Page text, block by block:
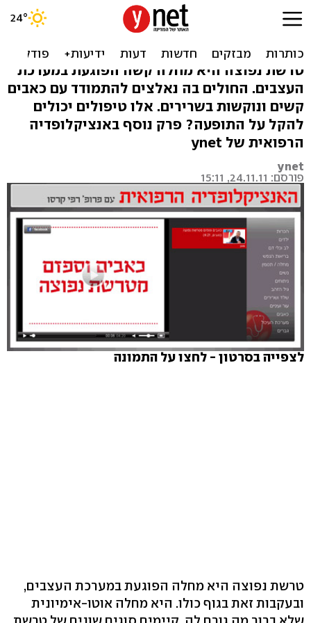
טרשת נפוצה: איך להקל על
כאבי השרירים?
טרשת נפוצה היא מחלה קשה הפוגעת במערכת
העצבים. החולים בה נאלצים להתמודד עם כאבים
קשים ונוקשות בשרירים. אלו טיפולים יכולים
להקל על התופעה? פרק נוסף באנציקלופדיה
הרפואית של ynet
ynet
פורסם: 24.11.11, 15:11
לצפייה בסרטון - לחצו על התמונה
טרשת נפוצה היא מחלה הפוגעת במערכת העצבים,
ובעקבות זאת בגוף כולו. היא מחלה אוטו-אימיונית